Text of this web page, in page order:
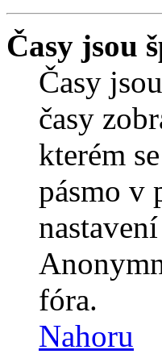
Časy jsou
Časy
časy
kterém
pásmo v
fóra.
Nahoru